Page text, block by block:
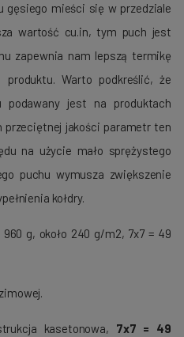
gęsiego mieści się w przedziale
wartość cu.in, tym puch jest
zapewnia nam lepszą termikę
Warto podkreślić, że
podawany jest na produktach
przeciętnej jakości parametr ten
na użycie mało sprężystego
puchu wymusza zwiększenie
kołdry.
g, około 240 g/m2, 7x7 = 49
kasetonowa, 7x7 = 49